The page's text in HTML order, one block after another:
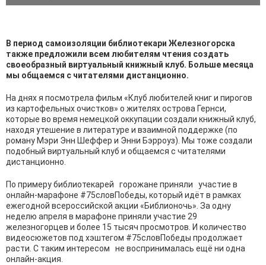
В период самоизоляции библиотекари Железногорска
также предложили всем любителям чтения создать
своеобразный виртуальный книжный клуб. Больше месяца
мы общаемся с читателями дистанционно.
На днях я посмотрела фильм «Клуб любителей книг и пирогов
из картофельных очистков» о жителях острова Гернси,
которые во время немецкой оккупации создали книжный клуб,
находя утешение в литературе и взаимной поддержке (по
роману Мэри Энн Шеффер и Энни Бэрроуз). Мы тоже создали
подобный виртуальный клуб и общаемся с читателями
дистанционно.
По примеру библиотекарей горожане приняли участие в
онлайн-марафоне #75словПобеды, который идёт в рамках
ежегодной всероссийской акции «Библионочь». За одну
неделю апреля в марафоне приняли участие 29
железногорцев и более 15 тысяч просмотров. И количество
видеосюжетов под хэштегом #75словПобеды продолжает
расти. С таким интересом не воспринималась ещё ни одна
онлайн-акция.